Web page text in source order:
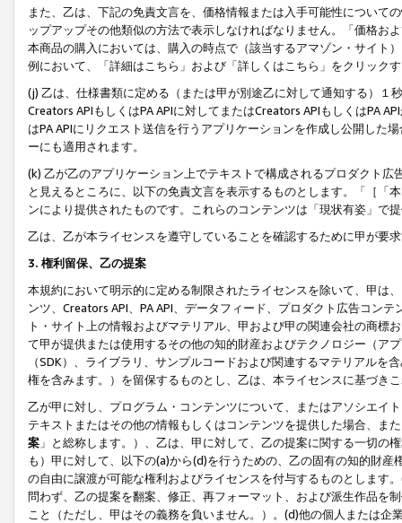
また、乙は、下記の免責文言を、価格情報または入手可能性について
ップアップその他類似の方法で表示しなければなりません。「価格
本商品の購入においては、購入の時点で（該当するアマゾン・サイト
例において、「詳細はこちら」および「詳しくはこちら」をクリック
(j) 乙は、仕様書類に定める（または甲が別途乙に対して通知する）
Creators APIもしくはPA APIに対してまたはCreators APIもしくはPA
はPA APIにリクエスト送信を行うアプリケーションを作成し公開した
ーにも適用されます。
(k) 乙が乙のアプリケーション上でテキストで構成されるプロダクト
と見えるところに、以下の免責文言を表示するものとします。「［「
ンにより提供されたものです。これらのコンテンツは「現状有姿」で
乙は、乙が本ライセンスを遵守していることを確認するために甲が要
3. 権利留保、乙の提案
本規約において明示的に定める制限されたライセンスを除いて、甲は
ンツ、Creators API、PA API、データフィード、プロダクト広告コン
ト・サイト上の情報およびマテリアル、甲および甲の関連会社の商
て甲が提供または使用するその他の知的財産およびテクノロジー（ア
（SDK）、ライブラリ、サンプルコードおよび関連するマテリアル
権を含みます。）を留保するものとし、乙は、本ライセンスに基づき
乙が甲に対し、プログラム・コンテンツについて、またはアソシエイ
テキストまたはその他の情報もしくはコンテンツを提供した場合、ま
案 」と総称します。）、乙は、甲に対して、乙の提案に関する一切
も）甲に対して、以下の(a)から(d)を行うための、乙の固有の知的財
の自由に譲渡が可能な権利およびライセンスを付与するものとします
問わず、乙の提案を翻案、修正、再フォーマット、および派生作品を
こと（ただし、甲はその義務を負いません。）。(d)他の個人または